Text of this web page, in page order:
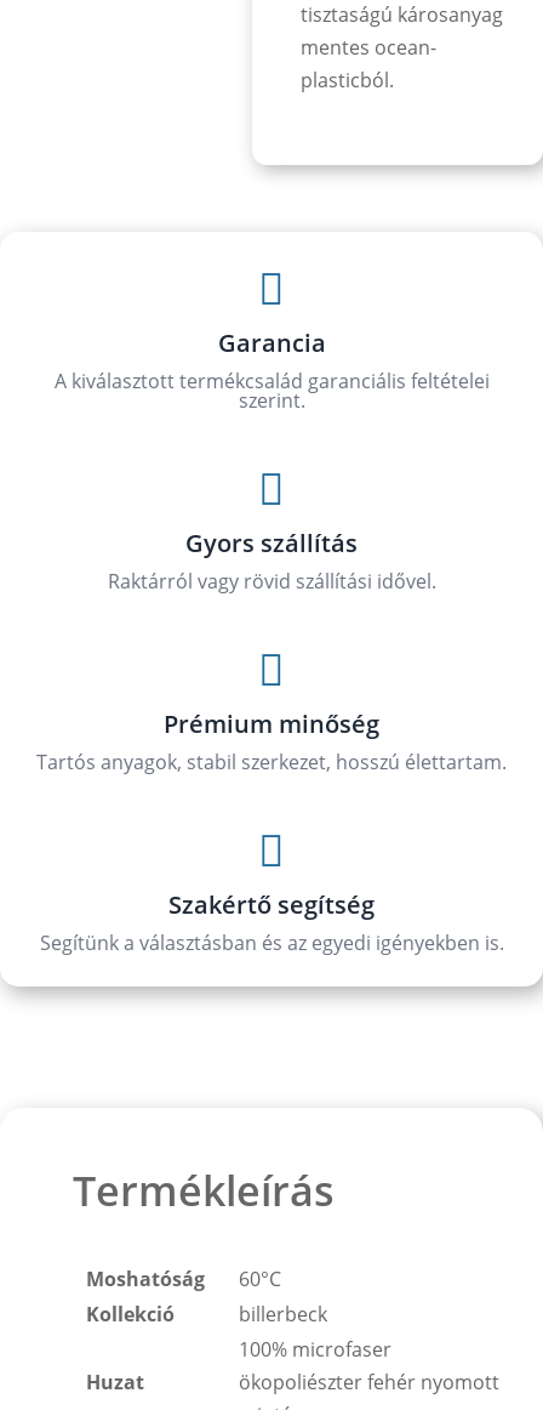
tisztaságú károsanyag
mentes ocean-
plasticból.

Garancia
A kiválasztott termékcsalád garanciális feltételei
szerint.

Gyors szállítás
Raktárról vagy rövid szállítási idővel.

Prémium minőség
Tartós anyagok, stabil szerkezet, hosszú élettartam.

Szakértő segítség
Segítünk a választásban és az egyedi igényekben is.
Termékleírás
Moshatóság
60°C
Kollekció
billerbeck
Huzat
100% microfaser
ökopoliészter fehér nyomott